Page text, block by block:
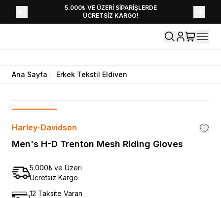
5.000₺ VE ÜZERİ SİPARİŞLERDE
ÜCRETSİZ KARGO!
YENİ SEZON KOLEKSİYONU EKLENDİ,
HEMEN KEŞFET!
Ana Sayfa Erkek Tekstil Eldiven
Harley-Davidson
Men's H-D Trenton Mesh Riding Gloves
5.000₺ ve Üzeri
Ücretsiz Kargo
12 Taksite Varan